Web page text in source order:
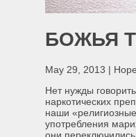
БОЖЬЯ
May 29, 2013 |
Нет нужды
наркотических
наши
употребления
они